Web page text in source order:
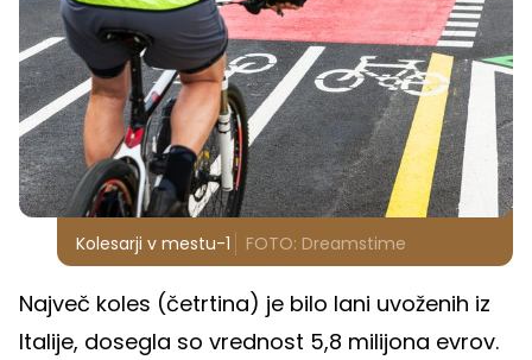
Kolesarji v mestu-1 FOTO: Dreamstime
Največ koles (četrtina) je bilo lani uvoženih iz
Italije, dosegla so vrednost 5,8 milijona evrov.